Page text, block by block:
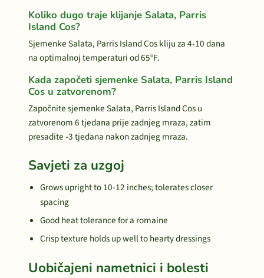
Koliko dugo traje klijanje Salata, Parris
Island Cos?
Sjemenke Salata, Parris Island Cos kliju za 4-10 dana
na optimalnoj temperaturi od 65°F.
Kada započeti sjemenke Salata, Parris Island
Cos u zatvorenom?
Započnite sjemenke Salata, Parris Island Cos u
zatvorenom 6 tjedana prije zadnjeg mraza, zatim
presadite -3 tjedana nakon zadnjeg mraza.
Savjeti za uzgoj
Grows upright to 10-12 inches; tolerates closer
spacing
Good heat tolerance for a romaine
Crisp texture holds up well to hearty dressings
Uobičajeni nametnici i bolesti